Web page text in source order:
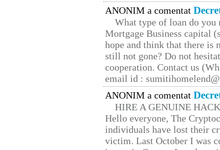
ANONIM a comentat
What type of loan do you
Mortgage Business capital
hope and think that there is
still not gone? Do not
cooperation. Contact us
email id :
ANONIM a comentat
HIRE A GENUINE
Hello everyone, The
individuals have lost their
victim. Last October I was